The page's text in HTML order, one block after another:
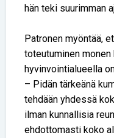
hän teki suurimman
Patronen myöntää,
toteutuminen
hyvinvointialueella
– Pidän tärkeänä
tehdään yhdessä
ilman kunnallisia
ehdottomasti koko